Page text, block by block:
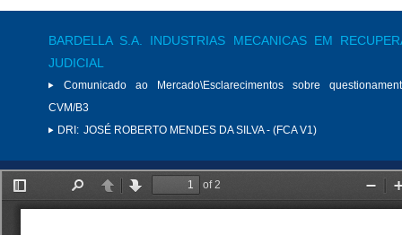
BARDELLA S.A. INDUSTRIAS MECANICAS EM
JUDICIAL
Comunicado ao Mercado\Esclarecimentos sobre
CVM/B3
DRI: JOSÉ ROBERTO MENDES DA SILVA - (FCA V1)